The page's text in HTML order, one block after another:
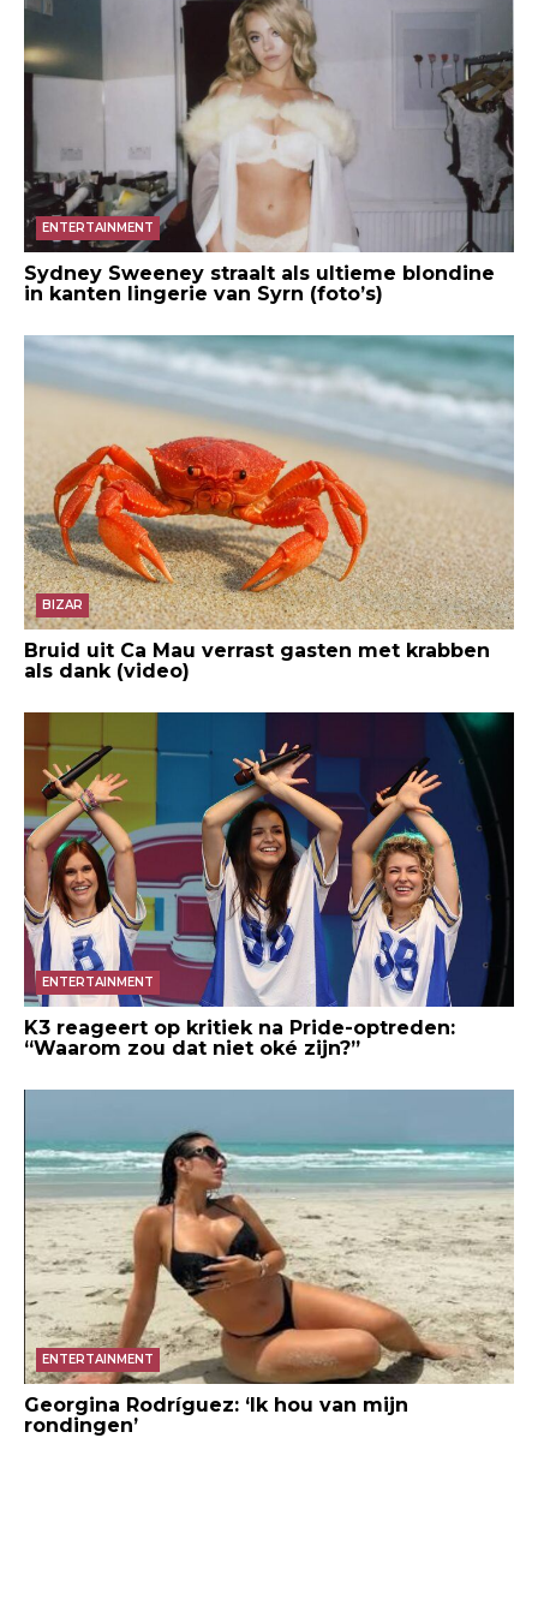
ENTERTAINMENT
Sydney Sweeney straalt als ultieme blondine
in kanten lingerie van Syrn (foto’s)
BIZAR
Bruid uit Ca Mau verrast gasten met krabben
als dank (video)
ENTERTAINMENT
K3 reageert op kritiek na Pride-optreden:
“Waarom zou dat niet oké zijn?”
ENTERTAINMENT
Georgina Rodríguez: ‘Ik hou van mijn
rondingen’